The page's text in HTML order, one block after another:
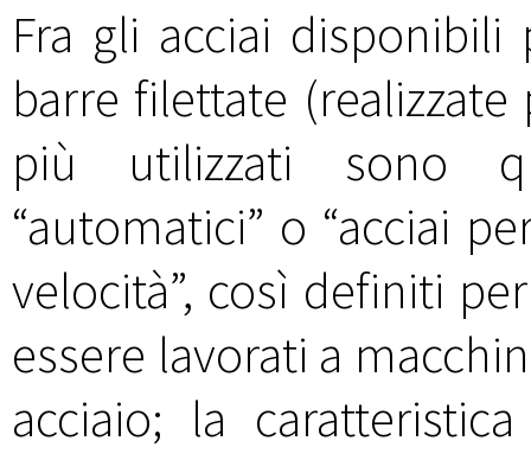
Fra gli acciai
barre filettate
più utilizzati sono
“automatici” o “acciai
velocità”, così definiti
essere lavorati a
acciaio; la